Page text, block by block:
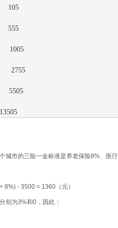
105
555
1005
2755
5505
城市的三险一金标准是养老保险8%、医
8%) - 3500 = 1360 （元）
别为3%和0 ，因此：